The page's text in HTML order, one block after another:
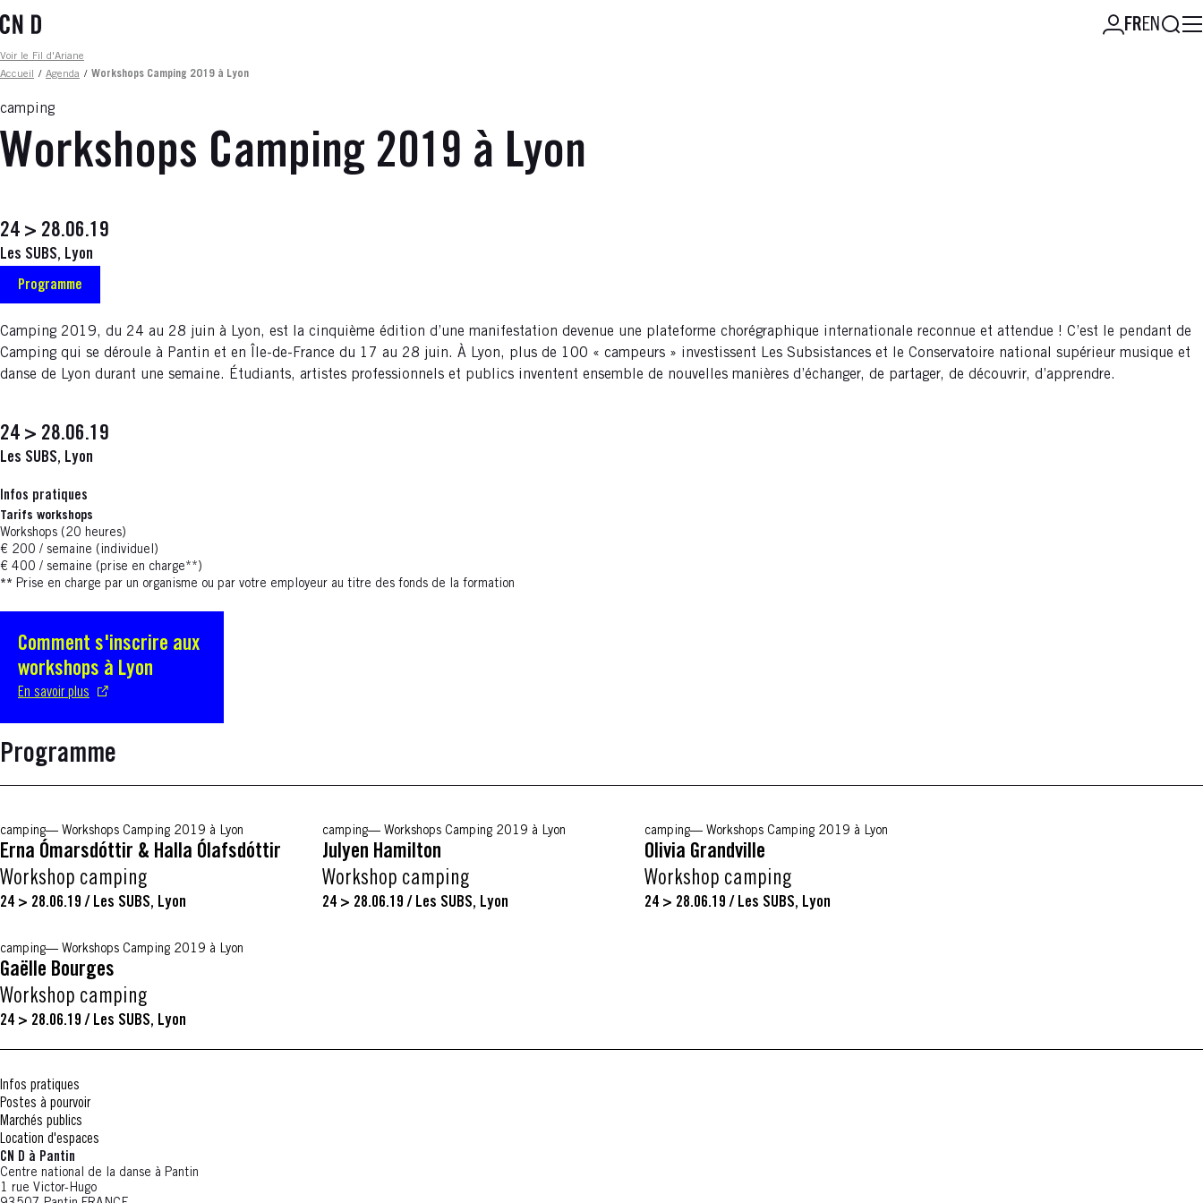
au
principal
FREN
Fil d'ariane
Voir le Fil d'Ariane
Accueil
/ Agenda / Workshops Camping 2019 à Lyon
camping
Workshops Camping 2019 à Lyon
24 > 28.06.19
Les SUBS, Lyon
Programme
Camping 2019, du 24 au 28 juin à Lyon, est la cinquième édition d’une manifestation devenue une plateforme chorégraphique internationale reconnue et attendue ! C’est le pendant de
Camping qui se déroule à Pantin et en Île-de-France du 17 au 28 juin. À Lyon, plus de 100 « campeurs » investissent Les Subsistances et le Conservatoire national supérieur musique et
danse de Lyon durant une semaine. Étudiants, artistes professionnels et publics inventent ensemble de nouvelles manières d’échanger, de partager, de découvrir, d’apprendre.
24 > 28.06.19
Les SUBS, Lyon
Infos pratiques
Tarifs workshops
Workshops (20 heures)
€ 200 / semaine (individuel)
€ 400 / semaine (prise en charge**)
** Prise en charge par un organisme ou par votre employeur au titre des fonds de la formation
Comment s'inscrire aux
workshops à Lyon
En savoir plus
S'ouvre dans une nouvelle fenêtre
Programme
camping Workshops Camping 2019 à Lyon
Erna Ómarsdóttir & Halla Ólafsdóttir
Workshop camping
24 > 28.06.19 / Les SUBS, Lyon
camping Workshops Camping 2019 à Lyon
Julyen Hamilton
Workshop camping
24 > 28.06.19 / Les SUBS, Lyon
camping Workshops Camping 2019 à Lyon
Olivia Grandville
Workshop camping
24 > 28.06.19 / Les SUBS, Lyon
camping Workshops Camping 2019 à Lyon
Gaëlle Bourges
Workshop camping
24 > 28.06.19 / Les SUBS, Lyon
Infos pratiques
Postes à pourvoir
Marchés publics
Location d'espaces
CN D à Pantin
Centre national de la danse à Pantin
1 rue Victor-Hugo